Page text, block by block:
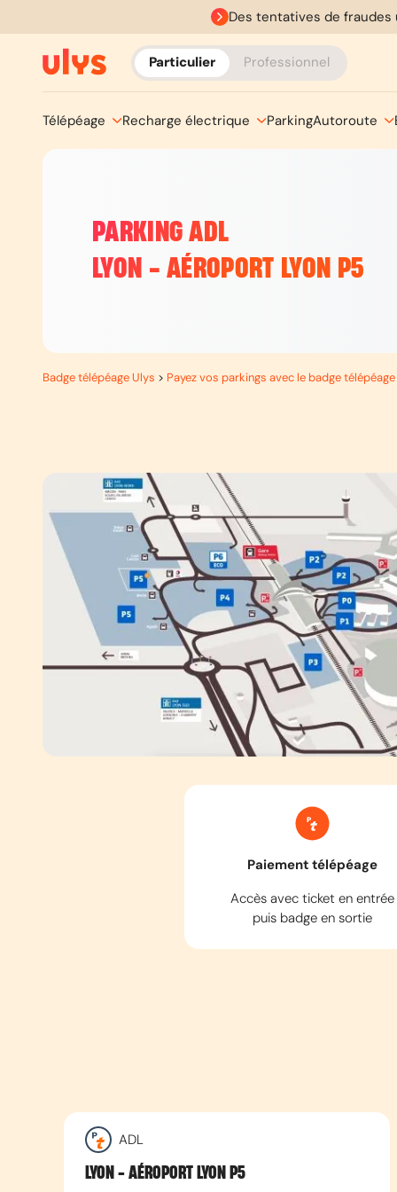
Des tentatives de fraudes
Particulier Professionnel
Télépéage Recharge électrique ParkingAutoroute
PARKING ADL
LYON - AÉROPORT LYON P5
Badge télépéage Ulys > Payez vos parkings avec le badge
Paiement télépéage
Accès avec ticket en entrée
puis badge en sortie
ADL
LYON - AÉROPORT LYON P5